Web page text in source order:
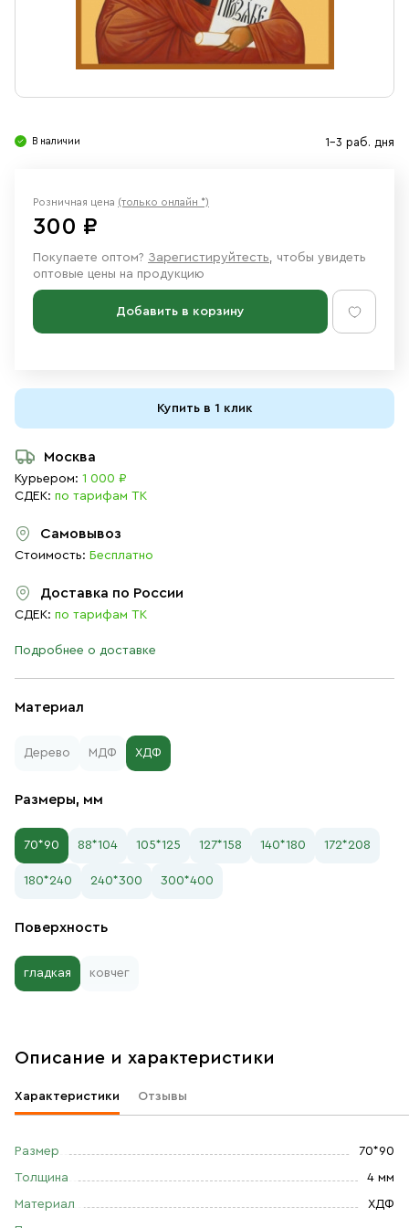
Ювелирные изделия
В наличии 1-3 раб. дня
Материал
Дерево МДФ ХДФ
Размеры, мм
70*90 88*104 105*125 127*158 140*180 172*208
180*240 240*300 300*400
Поверхность
гладкая ковчег
Розничная цена (только онлайн *)
300 ₽
Покупаете оптом? Зарегистируйтесть, чтобы увидеть
оптовые цены на продукцию
Добавить в корзину
Купить в 1 клик
Москва
Курьером: 1 000 ₽
СДЕК: по тарифам ТК
Самовывоз
Стоимость: Бесплатно
Доставка по России
СДЕК: по тарифам ТК
Подробнее о доставке
Описание и характеристики
Характеристики Отзывы
Размер 70*90
Толщина 4 мм
Материал ХДФ